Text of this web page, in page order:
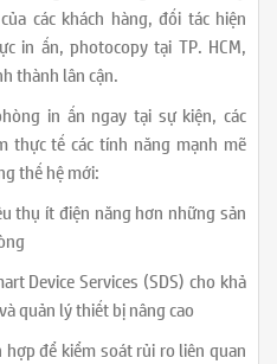
các khách hàng, đối tác hiện
in ấn, photocopy tại TP. HCM,
thành lân cận.
in ấn ngay tại sự kiện, các
thực tế các tính năng mạnh mẽ
thế hệ mới:
thụ ít điện năng hơn những sản
Device Services (SDS) cho khả
quản lý thiết bị nâng cao
để kiểm soát rủi ro liên quan